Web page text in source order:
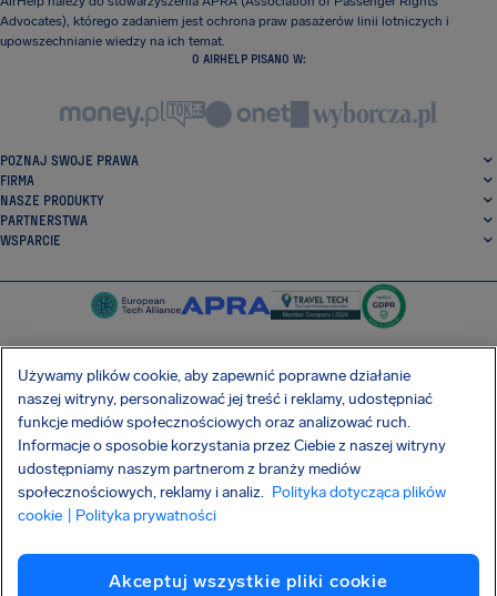
Advocates), którego zadaniem jest ochrona praw pasażerów linii lotniczych i
upowszechnianie wiedzy na ich temat.
O AIRHELP PISANO W:
POZNAJ SWOJE PRAWA
FIRMA
NASZE PRODUKTY
PARTNERSTWA
WSPARCIE
SocialFacebook
SocialTwitter
SocialInstagram
SocialLinkedin
POBIERZ NASZĄ DARMOWĄ APLIKACJĘ
Polityka prywatności Pliki cookie
Imprint
Używamy plików cookie, aby zapewnić poprawne działanie
naszej witryny, personalizować jej treść i reklamy, udostępniać
funkcje mediów społecznościowych oraz analizować ruch.
Informacje o sposobie korzystania przez Ciebie z naszej witryny
udostępniamy naszym partnerom z branży mediów
społecznościowych, reklamy i analiz. Polityka dotycząca plików
cookie
| Polityka prywatności
Akceptuj wszystkie pliki cookie